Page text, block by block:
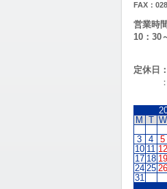
FAX：
営業時
10：30
（
定休日：
：
他予
M
T W
3
4 5
10 11 12
17 18 19
24 25 26
31